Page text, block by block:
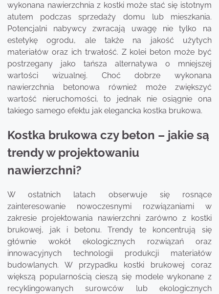
wykonana nawierzchnia z kostki może stać się istotnym
atutem podczas sprzedaży domu lub mieszkania.
Potencjalni nabywcy zwracają uwagę nie tylko na
estetykę ogrodu, ale także na jakość użytych
materiałów oraz ich trwałość. Z kolei beton może być
postrzegany jako tańsza alternatywa o mniejszej
wartości wizualnej. Choć dobrze wykonana
nawierzchnia betonowa również może zwiększyć
wartość nieruchomości, to jednak nie osiągnie ona
takiego samego efektu jak elegancka kostka brukowa.
Kostka brukowa czy beton – jakie są
trendy w projektowaniu
nawierzchni?
W ostatnich latach obserwuje się rosnące
zainteresowanie nowoczesnymi rozwiązaniami w
zakresie projektowania nawierzchni zarówno z kostki
brukowej, jak i betonu. Trendy te koncentrują się
głównie wokół ekologicznych rozwiązań oraz
innowacyjnych technologii produkcji materiałów
budowlanych. W przypadku kostki brukowej coraz
większą popularnością cieszą się modele wykonane z
recyklingowanych surowców lub ekologicznych